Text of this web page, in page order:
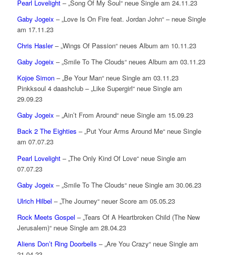
Pearl Lovelight– „Song Of My Soul“ neue Single am 24.11.23
Gaby Jogeix – „Love Is On Fire feat. Jordan John“ – neue Single
am 17.11.23
Chris Hasler– „Wings Of Passion“ neues Album am 10.11.23
Gaby Jogeix – „Smile To The Clouds“ neues Album am 03.11.23
Kojoe Simon– „Be Your Man“ neue Single am 03.11.23
Pinkksoul 4 daashclub – „Like Supergirl“ neue Single am
29.09.23
Gaby Jogeix – „Ain’t From Around“ neue Single am 15.09.23
Back 2 The Eighties – „Put Your Arms Around Me“ neue Single
am 07.07.23
Pearl Lovelight– „The Only Kind Of Love“ neue Single am
07.07.23
Gaby Jogeix – „Smile To The Clouds“ neue Single am 30.06.23
Ulrich Hilbel – „The Journey“ neuer Score am 05.05.23
Rock Meets Gospel – „Tears Of A Heartbroken Child (The New
Jerusalem)“ neue Single am 28.04.23
Aliens Don’t Ring Doorbells – „Are You Crazy“ neue Single am